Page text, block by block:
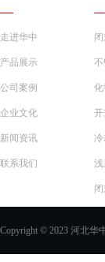
走进华中
产品展示
公司案例
企业文化
新闻资讯
联系我们
不
化
开
浅
Copyright © 2023 河北华